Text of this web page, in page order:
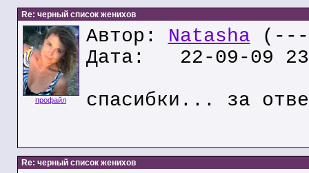
Re: черный список женихов
профайл
Автор: Natasha (---
Дата: 22-09-09
спасибки... за
Re: черный список женихов